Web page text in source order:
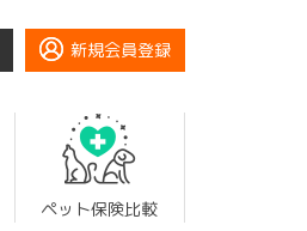
新規会員登録
ペット保険比較